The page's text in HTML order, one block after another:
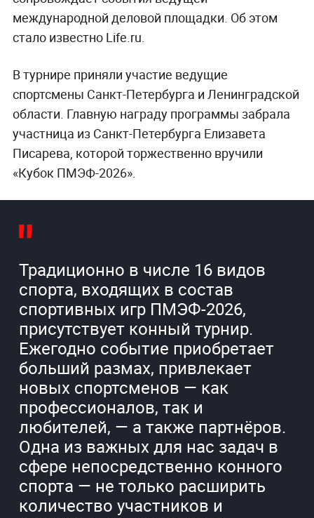
международной деловой площадки. Об этом
стало известно Life.ru.
В турнире приняли участие ведущие
спортсмены Санкт-Петербурга и Ленинградской
области. Главную награду программы забрала
участница из Санкт-Петербурга Елизавета
Писарева, которой торжественно вручили
«Кубок ПМЭФ-2026».
Традиционно в числе 16 видов
спорта, входящих в состав
спортивных игр ПМЭФ-2026,
присутствует конный турнир.
Ежегодно событие приобретает
больший размах, привлекает
новых спортсменов — как
профессионалов, так и
любителей, — а также партнёров.
Одна из важных для нас задач в
сфере непосредственно конного
спорта — не только расширить
количество участников и